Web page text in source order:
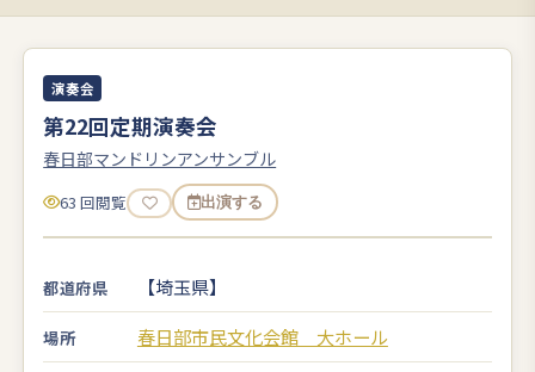
演奏会
第22回定期演奏会
春日部マンドリンアンサンブル
63 回閲覧 出演する
都道府県 【埼玉県】
場所 春日部市民文化会館 大ホール